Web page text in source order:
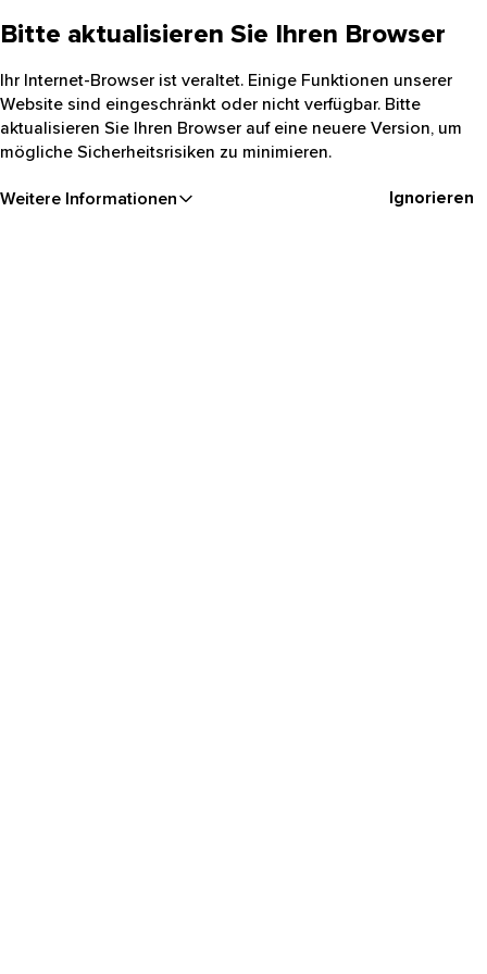
Bitte aktualisieren Sie Ihren Browser
Ihr Internet-Browser ist veraltet. Einige Funktionen unserer
Website sind eingeschränkt oder nicht verfügbar. Bitte
aktualisieren Sie Ihren Browser auf eine neuere Version, um
mögliche Sicherheitsrisiken zu minimieren.
Weitere Informationen Ignorieren